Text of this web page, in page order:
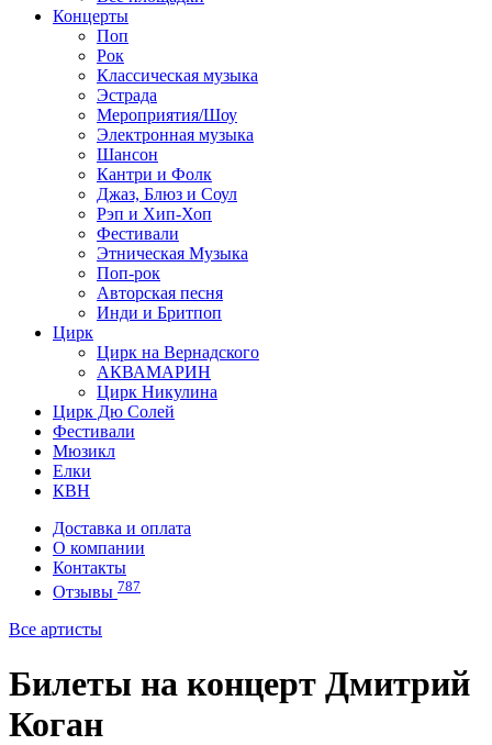
Концерты
Поп
Рок
Классическая музыка
Эстрада
Мероприятия/Шоу
Электронная музыка
Шансон
Кантри и Фолк
Джаз, Блюз и Соул
Рэп и Хип-Хоп
Фестивали
Этническая Музыка
Поп-рок
Авторская песня
Инди и Бритпоп
Цирк
Цирк на Вернадского
АКВАМАРИН
Цирк Никулина
Цирк Дю Солей
Фестивали
Мюзикл
Елки
КВН
Доставка и оплата
О компании
Контакты
Отзывы 787
Все артисты
Билеты на концерт Дмитрий
Коган